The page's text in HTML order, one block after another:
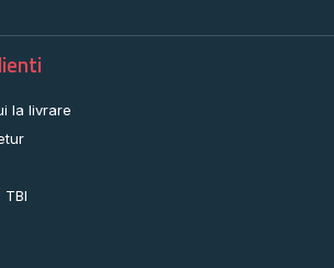
la livrare